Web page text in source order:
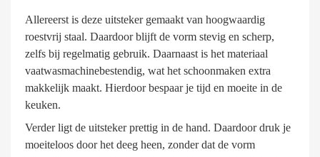
Allereerst is deze uitsteker gemaakt van hoogwaardig
roestvrij staal. Daardoor blijft de vorm stevig en scherp,
zelfs bij regelmatig gebruik. Daarnaast is het materiaal
vaatwasmachinebestendig, wat het schoonmaken extra
makkelijk maakt. Hierdoor bespaar je tijd en moeite in de
keuken.
Verder ligt de uitsteker prettig in de hand. Daardoor druk je
moeiteloos door het deeg heen, zonder dat de vorm